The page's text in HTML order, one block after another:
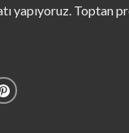
yapıyoruz. Toptan